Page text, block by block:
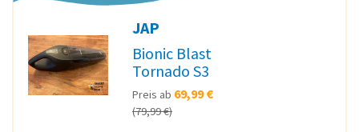
JAP
Bionic Blast
Tornado S3
Preis ab 69,99 €
(79,99 €)